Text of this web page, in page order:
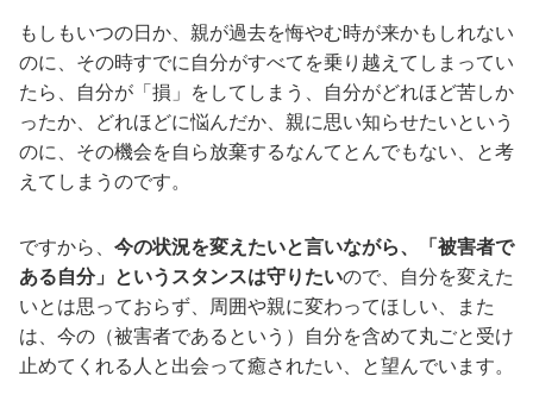
もしもいつの日か、親が過去を悔やむ時が来かもしれない
のに、その時すでに自分がすべてを乗り越えてしまってい
たら、自分が「損」をしてしまう、自分がどれほど苦しか
ったか、どれほどに悩んだか、親に思い知らせたいという
のに、その機会を自ら放棄するなんてとんでもない、と考
えてしまうのです。
ですから、 今の状況を変えたいと言いながら、「被害者で
ある自分」というスタンスは守りたいので、自分を変えた
いとは思っておらず、周囲や親に変わってほしい、また
は、今の（被害者であるという）自分を含めて丸ごと受け
止めてくれる人と出会って癒されたい、と望んでいます。